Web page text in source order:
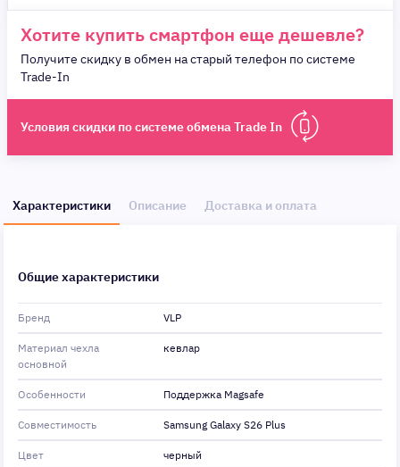
Хотите купить смартфон еще дешевле?
Получите скидку в обмен на старый телефон по системе
Trade-In
Условия скидки по системе обмена Trade In
Характеристики Описание Доставка и оплата
Общие характеристики
Бренд VLP
Материал чехла
основной
кевлар
Особенности Поддержка Magsafe
Совместимость Samsung Galaxy S26 Plus
Цвет черный